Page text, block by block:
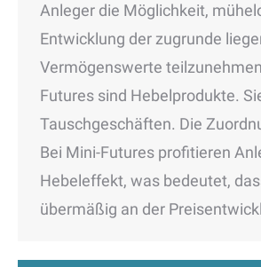
Anleger die Möglichkeit,
Entwicklung der zugrunde
Vermögenswerte
Futures sind Hebelprodukte.
Tauschgeschäften. Die
Bei Mini-Futures profitieren
Hebeleffekt, was bedeutet,
übermäßig an der